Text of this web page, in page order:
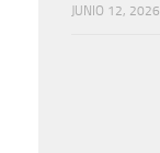
JUNIO 12, 2026